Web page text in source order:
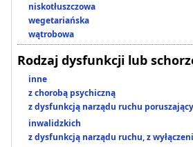
niskotłuszczowa
wegetariańska
wątrobowa
Rodzaj dysfunkcji lub
inne
z chorobą psychiczną
z dysfunkcją narządu ruchu
inwalidzkich
z dysfunkcją narządu ruchu, z